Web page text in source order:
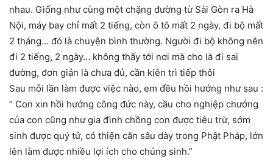
nhau. Giống như cùng một chặng đường từ Sài Gòn ra Hà
Nội, máy bay chỉ mất 2 tiếng, còn ô tô mất 2 ngày, đi bộ mất
2 tháng… đó là chuyện bình thường. Người đi bộ không nên
đi 2 tiếng, 2 ngày… không thấy tới nơi mà cho là đi sai
đường, đơn giản là chưa đủ, cần kiên trì tiếp thôi
Sau mỗi lần làm được việc nào, em đều hồi hướng như sau :
” Con xin hồi hướng công đức này, cầu cho nghiệp chướng
của con cũng như gia đình chồng con được tiêu trừ, sớm
sinh được quý tử, có thiện căn sâu dày trong Phật Pháp, lớn
lên làm được nhiều lợi ích cho chúng sinh.”